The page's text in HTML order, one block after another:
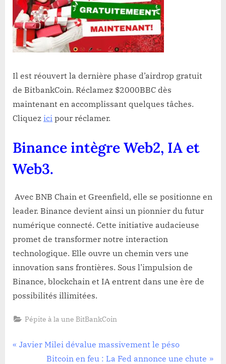
Il est réouvert la dernière phase d’airdrop gratuit
de BitbankCoin. Réclamez $2000BBC dès
maintenant en accomplissant quelques tâches.
Cliquez ici pour réclamer.
Binance intègre Web2, IA et
Web3.
Avec BNB Chain et Greenfield, elle se positionne en
leader. Binance devient ainsi un pionnier du futur
numérique connecté. Cette initiative audacieuse
promet de transformer notre interaction
technologique. Elle ouvre un chemin vers une
innovation sans frontières. Sous l’impulsion de
Binance, blockchain et IA entrent dans une ère de
possibilités illimitées.
Pépite à la une BitBankCoin
Navigation
P
Javier Milei dévalue massivement le péso
N
Bitcoin en feu : La Fed annonce une chute